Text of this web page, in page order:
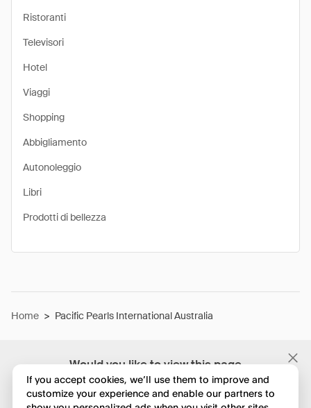
Would you like to view this page
in English?
Ristoranti
Televisori
Hotel
Viaggi
Shopping
Abbigliamento
Autonoleggio
Libri
Prodotti di bellezza
Home > Pacific Pearls International Australia
If you accept cookies, we’ll use them to improve and
customize your experience and enable our partners to